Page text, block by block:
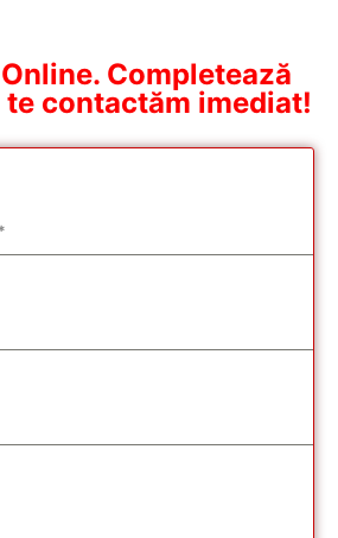
Completează
contactăm imediat!